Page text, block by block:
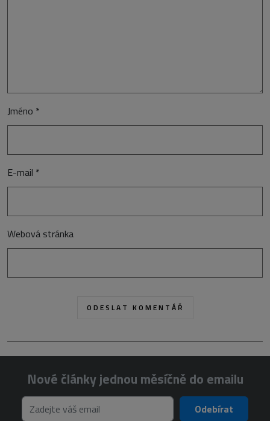
Jméno *
E-mail *
Webová stránka
Nové články jednou měsíčně do emailu
Odebírat